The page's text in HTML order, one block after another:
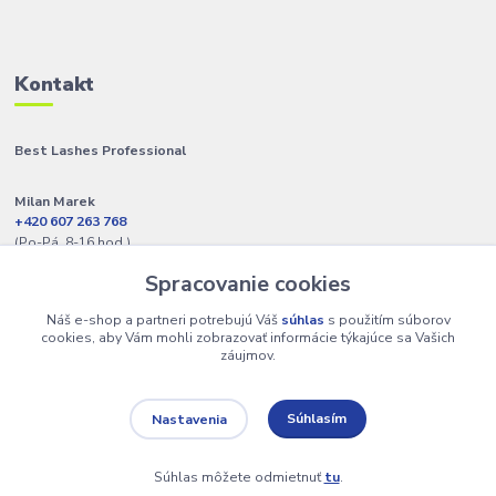
Kontakt
Best Lashes Professional
Milan Marek
+420 607 263 768
(Po-Pá, 8-16 hod.)
info@best-lashes.sk
Copyright © 2009 - 2025 Best Lashes Professional • Na UX & Web
Vytvorené na
Eshop-rychlo.sk
Spracovanie cookies
Náš e-shop a partneri potrebujú Váš súhlas s použitím súborov
cookies, aby Vám mohli zobrazovať informácie týkajúce sa Vašich
záujmov.
Nastavenia Súhlasím
Súhlas môžete odmietnuťtu.